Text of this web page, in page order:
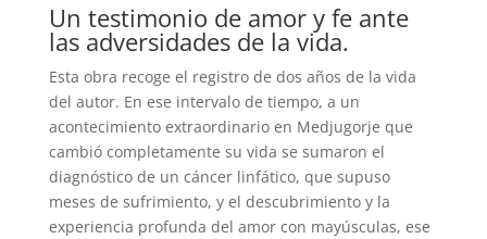
Un testimonio de amor y fe ante
las adversidades de la vida.
Esta obra recoge el registro de dos años de la vida
del autor. En ese intervalo de tiempo, a un
acontecimiento extraordinario en Medjugorje que
cambió completamente su vida se sumaron el
diagnóstico de un cáncer linfático, que supuso
meses de sufrimiento, y el descubrimiento y la
experiencia profunda del amor con mayúsculas, ese